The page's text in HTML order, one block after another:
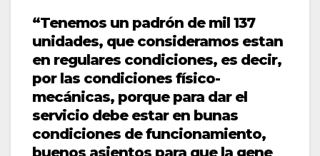
“Tenemos un padrón de mil 137
unidades, que consideramos estan
en regulares condiciones, es decir,
por las condiciones físico-
mecánicas, porque para dar el
servicio debe estar en bunas
condiciones de funcionamiento,
buenos asientos para que la gene